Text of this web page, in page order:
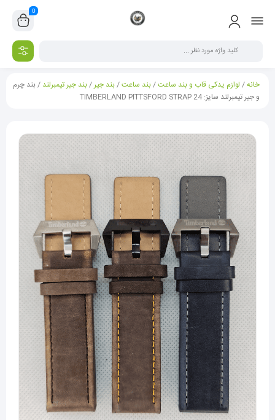
0
خانه/ لوازم یدکی قاب و بند ساعت/بند ساعت/بند جیر/بند جیر تیمبرلند / بند چرم
و جیر تیمبرلند سایز: 24 TIMBERLAND PITTSFORD STRAP